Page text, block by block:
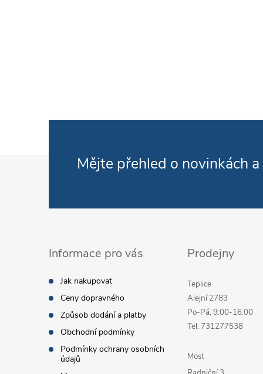
Mějte přehled o novinkách
Informace pro vás
Jak nakupovat
Ceny dopravného
Způsob dodání a platby
Obchodní podmínky
Podmínky ochrany osobních
údajů
Prodejny
Teplice
Alejní 2783
Po-Pá, 9:00-16:00
Tel: 731277538
Most